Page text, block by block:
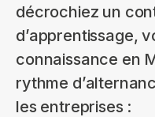
décrochiez un
d’apprentissage,
connaissance en
rythme
les entreprises :